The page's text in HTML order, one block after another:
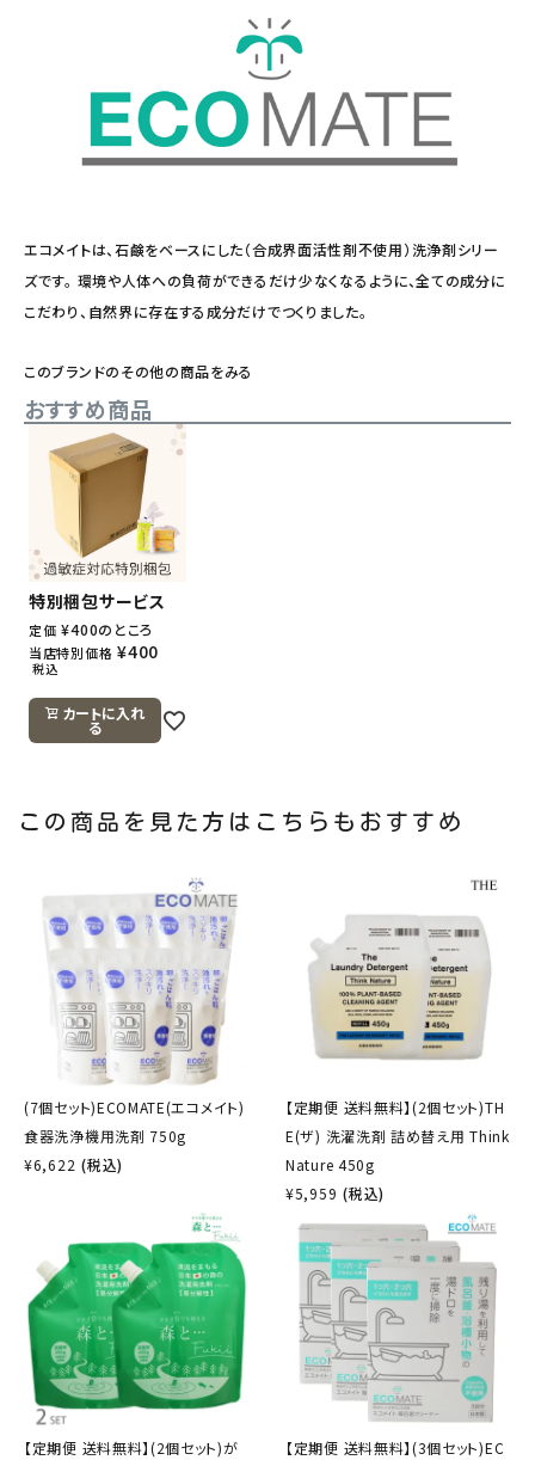
エコメイトは、石鹸をベースにした（合成界面活性剤不使用）洗浄剤シリー
ズです。 環境や人体への負荷ができるだけ少なくなるように、全ての成分に
こだわり、自然界に存在する成分だけでつくりました。
このブランドのその他の商品をみる
おすすめ商品
特別梱包サービス
定価 ¥400のところ
当店特別価格 ¥400
税込
カートに入れ
る
この商品を見た方はこちらもおすすめ
(7個セット)ECOMATE(エコメイト)
食器洗浄機用洗剤 750g
¥6,622 (税込)
【定期便 送料無料】(2個セット)TH
E(ザ) 洗濯洗剤 詰め替え用 Think
Nature 450g
¥5,959 (税込)
【定期便 送料無料】(2個セット)が
【定期便 送料無料】(3個セット)EC